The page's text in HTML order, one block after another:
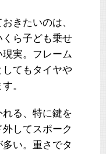
きたいのは、
ら子ども乗せ
実。フレーム
てもタイヤや
。
る、特に鍵を
してスポーク
い。重さでタ